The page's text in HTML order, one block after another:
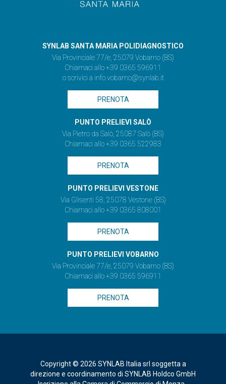
SYNLAB SANTA MARIA POLIDIAGNOSTICO
Via Provinciale 77/e, 25079 Vobarno (BS)
Chiamaci allo +39 0365 596911
o scrivici a info.vobarno@synlab.it
PRENOTA
PUNTO PRELIEVI SALÒ
Via Pietro da Salò, 25087 Salò (BS)
Chiamaci allo +39 0365 522983
PRENOTA
PUNTO PRELIEVI VESTONE
Via Glisenti 58, 25078 Vestone (BS)
Chiamaci allo +39 0365 808001
PRENOTA
PUNTO PRELIEVI VOBARNO
Via Provinciale 77/e, 25079 Vobarno (BS)
Chiamaci allo +39 0365 596911
PRENOTA
Copyright © 2026 SYNLAB Italia srl soggetta a
direzione e coordinamento di SYNLAB Holdco GmbH